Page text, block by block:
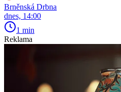
Brněnská Drbna
dnes, 14:00
1 min
Reklama